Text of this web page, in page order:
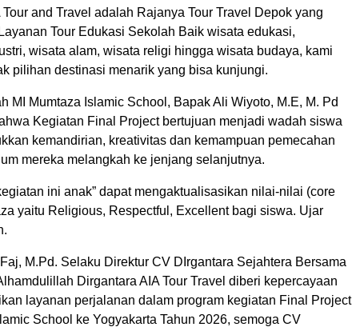
Tour and Travel adalah Rajanya Tour Travel Depok yang
Tour Edukasi Sekolah Baik wisata edukasi,
wisata alam, wisata religi hingga wisata budaya, kami
pilihan destinasi menarik yang bisa kunjungi.
MI Mumtaza Islamic School, Bapak Ali Wiyoto, M.E, M. Pd
Kegiatan Final Project bertujuan menjadi wadah siswa
kemandirian, kreativitas dan kemampuan pemecahan
mereka melangkah ke jenjang selanjutnya.
ini anak” dapat mengaktualisasikan nilai-nilai (core
yaitu Religious, Respectful, Excellent bagi siswa. Ujar
M.Pd. Selaku Direktur CV DIrgantara Sejahtera Bersama
Dirgantara AIA Tour Travel diberi kepercayaan
layanan perjalanan dalam program kegiatan Final Project
School ke Yogyakarta Tahun 2026, semoga CV